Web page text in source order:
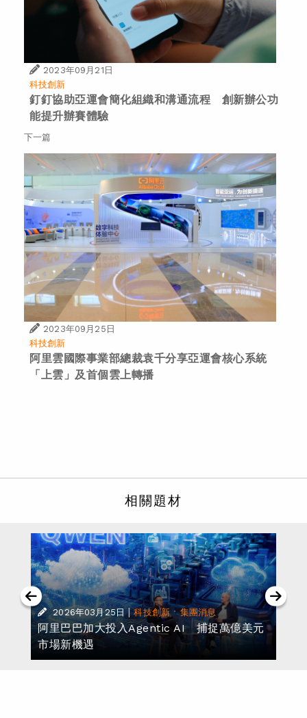
2023年09月21日
科技創新
釘釘協助亞運會簡化組織和溝通流程 創新辦公功
能提升辦賽體驗
下一篇
2023年09月25日
科技創新
阿里雲國際事業部總裁袁千分享亞運會核心系統
「上雲」及首個雲上轉播
相關題材
2026年03月25日 | 科技創新·集團消息
阿里巴巴加大投入Agentic AI 捕捉萬億美元
市場新機遇